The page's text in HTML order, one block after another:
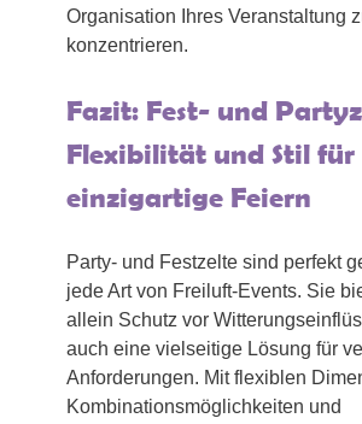
Organisation Ihres Veranstaltung
konzentrieren.
Fazit: Fest- und
Flexibilität und Stil für
einzigartige Feiern
Party- und Festzelte sind perfekt
jede Art von Freiluft-Events. Sie
allein Schutz vor
auch eine vielseitige Lösung für
Anforderungen. Mit flexiblen
Kombinationsmöglichkeiten und